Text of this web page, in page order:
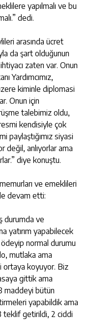
yapılmalı ve bu
dedi.
arasında ücret
da şart olduğunun
ihtiyacı zaten var. Onun
Yardımcımız,
kiminle diplomasi
Onun için
talebimiz oldu,
kendisiyle çok
paylaştığımız siyasi
değil, anlıyorlar ama
diye konuştu.
ve emeklileri
devam etti:
durumda ve
yatırım yapabilecek
ödeyip normal durumu
mutlaka ama
ortaya koyuyor. Biz
gittik ama
maddeyi bütün
yapabildik ama
teklif getirildi, 2 ciddi